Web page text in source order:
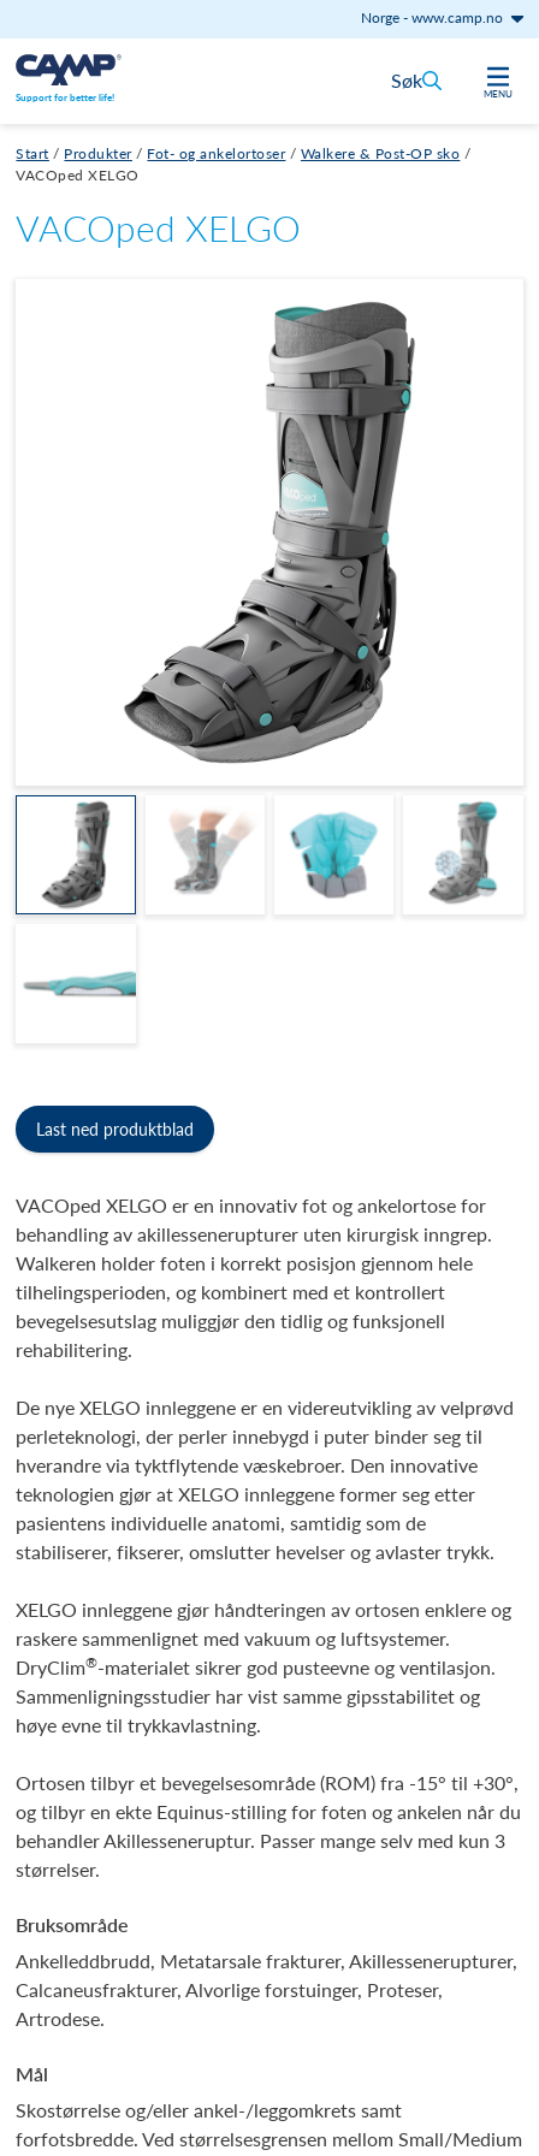
Norge-www.camp.no
Hopp til innhold
Support for better life! MENU
Søk
Start / Produkter / Fot- og ankelortoser / Walkere & Post-OP sko /
VACOped XELGO
VACOped XELGO
VACOped XELGO er en innovativ fot og ankelortose for
behandling av akillessenerupturer uten kirurgisk inngrep.
Walkeren holder foten i korrekt posisjon gjennom hele
tilhelingsperioden, og kombinert med et kontrollert
bevegelsesutslag muliggjør den tidlig og funksjonell
rehabilitering.
De nye XELGO innleggene er en videreutvikling av velprøvd
perleteknologi, der perler innebygd i puter binder seg til
hverandre via tyktflytende væskebroer. Den innovative
teknologien gjør at XELGO innleggene former seg etter
pasientens individuelle anatomi, samtidig som de
stabiliserer, fikserer, omslutter hevelser og avlaster trykk.
XELGO innleggene gjør håndteringen av ortosen enklere og
raskere sammenlignet med vakuum og luftsystemer.
DryClim®-materialet sikrer god pusteevne og ventilasjon.
Sammenligningsstudier har vist samme gipsstabilitet og
høye evne til trykkavlastning.
Ortosen tilbyr et bevegelsesområde (ROM) fra -15° til +30°,
og tilbyr en ekte Equinus-stilling for foten og ankelen når du
behandler Akillesseneruptur. Passer mange selv med kun 3
størrelser.
Bruksområde
Ankelleddbrudd, Metatarsale frakturer, Akillessenerupturer,
Calcaneusfrakturer, Alvorlige forstuinger, Proteser,
Artrodese.
Mål
Skostørrelse og/eller ankel-/leggomkrets samt
forfotsbredde. Ved størrelsesgrensen mellom Small/Medium
Last ned produktblad